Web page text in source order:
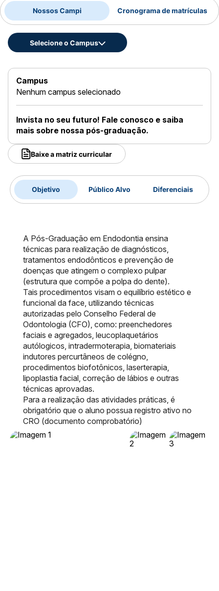
Nossos Campi Cronograma de matrículas
Selecione o Campus
Campus
Nenhum campus selecionado
Invista no seu futuro! Fale conosco e saiba
mais sobre nossa pós-graduação.
Baixe a matriz curricular
Objetivo Público Alvo Diferenciais
A Pós-Graduação em Endodontia ensina
técnicas para realização de diagnósticos,
tratamentos endodônticos e prevenção de
doenças que atingem o complexo pulpar
(estrutura que compõe a polpa do dente).
Tais procedimentos visam o equilíbrio estético e
funcional da face, utilizando técnicas
autorizadas pelo Conselho Federal de
Odontologia (CFO), como: preenchedores
faciais e agregados, leucoplaquetários
autólogicos, intradermoterapia, biomateriais
indutores percurtâneos de colégno,
procedimentos biofotônicos, laserterapia,
lipoplastia facial, correção de lábios e outras
técnicas aprovadas.
Para a realização das atividades práticas, é
obrigatório que o aluno possua registro ativo no
CRO (documento comprobatório)